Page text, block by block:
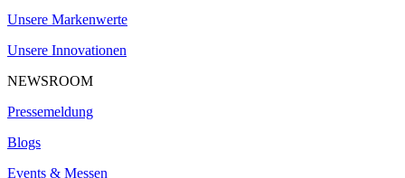
Unsere Markenwerte
Unsere Innovationen
NEWSROOM
Pressemeldung
Blogs
Events & Messen